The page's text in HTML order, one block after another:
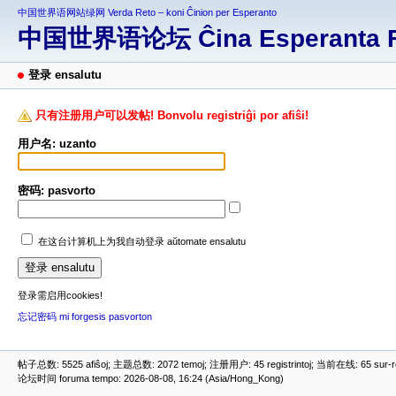
中国世界语网站绿网 Verda Reto – koni Ĉinion per Esperanto
中国世界语论坛 Ĉina Esperanta
登录 ensalutu
只有注册用户可以发帖! Bonvolu registriĝi por afiŝi!
用户名: uzanto
密码: pasvorto
在这台计算机上为我自动登录 aŭtomate ensalutu
登录需启用cookies!
忘记密码 mi forgesis pasvorton
帖子总数: 5525 afiŝoj; 主题总数: 2072 temoj; 注册用户: 45 registrintoj; 当前在线: 65
论坛时间 foruma tempo: 2026-08-08, 16:24 (Asia/Hong_Kong)